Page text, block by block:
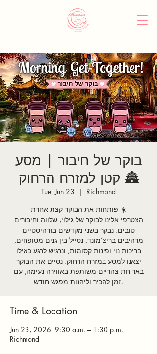
בוקר של חיבור | מסע
קטן למזרח הרחוק 🏯
Tue, Jun 23
  |
Richmond
פותחות את הבוקר קצת אחרת ☀️
הצטרפי אלינו לבוקר של גילוי, שלווה וחיבורים
טובים. נבקר בשני מקדשים בודהיסטיים
מרהיבים בריצ’מונד, נטייל בין גנים מטופחים,
בריכות נוי ופינות קסומות, ונרגיש לרגע כאילו
יצאנו למסע במזרח הרחוק. נסיים את הבוקר
בארוחת צהריים משותפת באווירה נעימה, עם
זמן להכיר וליהנות מפגש חודש.
Time & Location
Jun 23, 2026, 9:30 a.m. – 1:30 p.m.
Richmond